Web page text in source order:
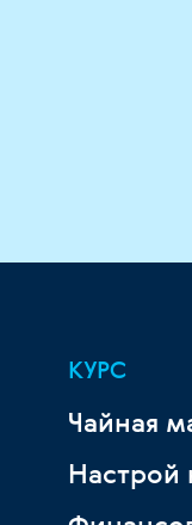
КУРС
Чайная
Настрой